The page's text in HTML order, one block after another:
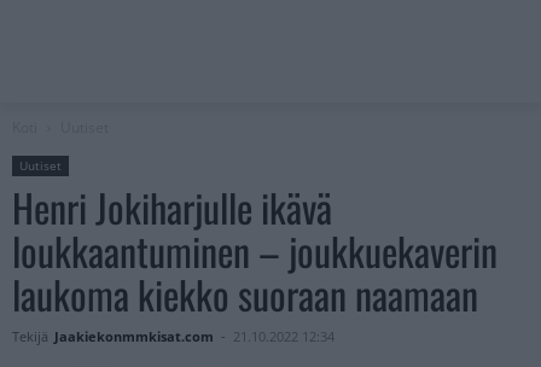
Uutiset
Henri Jokiharjulle ikävä
loukkaantuminen – joukkuekaverin
laukoma kiekko suoraan naamaan
Tekijä Jaakiekonmmkisat.com - 21.10.2022 12:34